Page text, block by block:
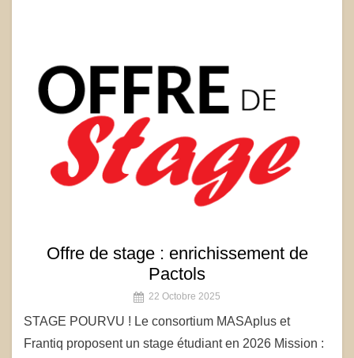
Offre de stage : enrichissement de
Pactols
22 Octobre 2025
STAGE POURVU ! Le consortium MASAplus et
Frantiq proposent un stage étudiant en 2026 Mission :